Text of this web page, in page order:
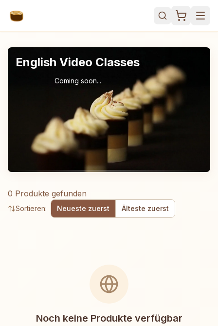
English Video Classes
Coming soon...
0 Produkte gefunden
Sortieren: Neueste zuerst Älteste zuerst
Noch keine Produkte verfügbar